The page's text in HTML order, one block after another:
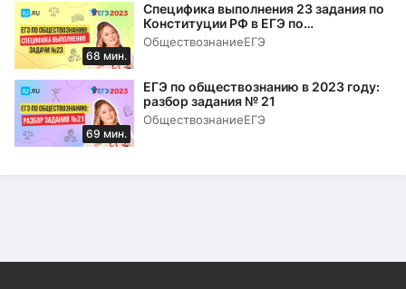
68 мин.
Специфика выполнения 23 задания по
Конституции РФ в ЕГЭ по
обществознанию в 2023 году
ОбществознаниеЕГЭ
69 мин.
ЕГЭ по обществознанию в 2023 году:
разбор задания № 21
ОбществознаниеЕГЭ